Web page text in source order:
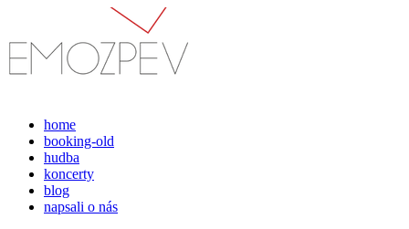
obsahu
home
booking-old
hudba
koncerty
blog
napsali o nás